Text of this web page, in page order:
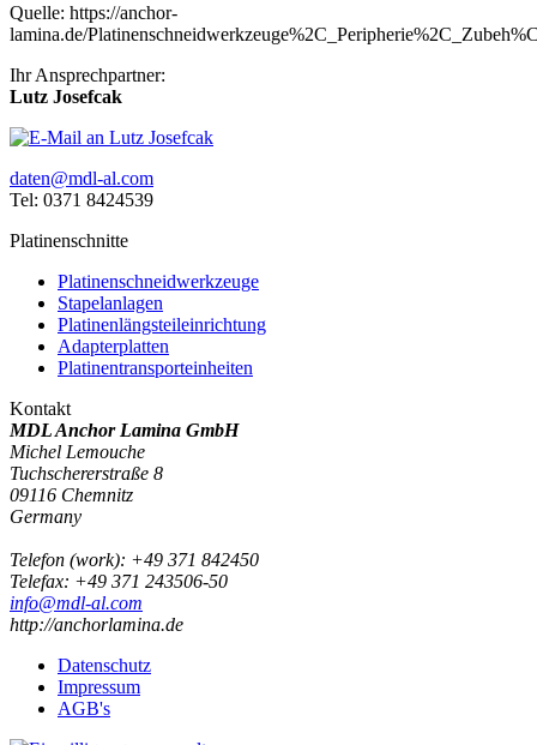
Quelle: https://anchor-
lamina.de/
Ihr Ansprechpartner:
Lutz Josefcak
daten@mdl-al.com
Tel: 0371 8424539
Platinenschnitte
Platinenschneidwerkzeuge
Stapelanlagen
Platinenlängsteileinrichtung
Adapterplatten
Platinentransporteinheiten
Kontakt
MDL Anchor Lamina GmbH
Michel Lemouche
Tuchschererstraße 8
09116 Chemnitz
Germany
Telefon (work): +49 371 842450
Telefax: +49 371 243506-50
info@mdl-al.com
http://anchorlamina.de
Datenschutz
Impressum
AGB's